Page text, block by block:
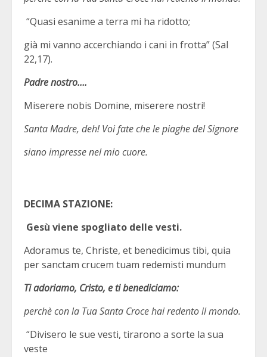
“Quasi esanime a terra mi ha ridotto;
già mi vanno accerchiando i cani in frotta” (Sal
22,17).
Padre nostro….
Miserere nobis Domine, miserere nostri!
Santa Madre, deh! Voi fate che le piaghe del Signore
siano impresse nel mio cuore.
DECIMA STAZIONE:
Gesù viene spogliato delle vesti.
Adoramus te, Christe, et benedicimus tibi, quia
per sanctam crucem tuam redemisti mundum
Ti adoriamo, Cristo, e ti benediciamo:
perchè con la Tua Santa Croce hai redento il mondo.
“Divisero le sue vesti, tirarono a sorte la sua
veste